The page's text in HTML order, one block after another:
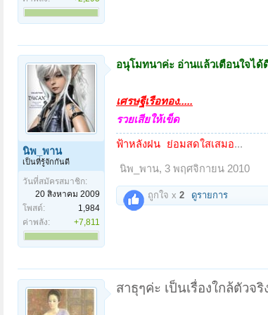
นิพ_พาน
เป็นที่รู้จักกันดี
วันที่สมัครสมาชิก:
20 สิงหาคม 2009
โพสต์:
1,984
ค่าพลัง:
+7,811
อนุโมทนาค่ะ อ่านแล้วเตือนใจได้
เศรษฐีเรือทอง.....
รวยเสียให้เข็ด
ฟ้าหลังฝน ย่อมสดใสเสมอ...
นิพ_พาน, 3 พฤศจิกายน 2010
ถูกใจ x 2 ดูรายการ
สาธุๆค่ะ เป็นเรื่องใกล้ตัวจ